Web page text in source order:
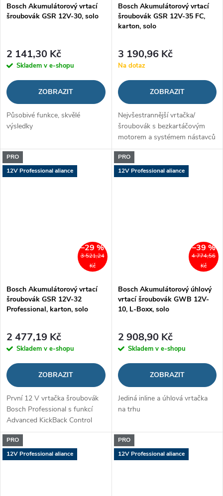
Bosch Akumulátorový vrtací
šroubovák GSR 12V-30, solo
2 141,30 Kč
Skladem v e-shopu
ZOBRAZIT
Působivé funkce, skvělé
výsledky
Bosch Akumulátorový vrtací
šroubovák GSR 12V-35 FC,
karton, solo
3 190,96 Kč
Na dotaz
ZOBRAZIT
Nejvšestrannější vrtačka/
šroubovák s bezkartáčovým
motorem a systémem nástavců
FlexiClick v kategorii 12 V
PRO
12V Professional aliance
3 521,24
Kč
–29 %
Bosch Akumulátorový vrtací
šroubovák GSR 12V-32
Professional, karton, solo
2 477,19 Kč
Skladem v e-shopu
ZOBRAZIT
První 12 V vrtačka šroubovák
Bosch Professional s funkcí
Advanced KickBack Control
PRO
12V Professional aliance
4 774,56
Kč
–39 %
Bosch Akumulátorový úhlový
vrtací šroubovák GWB 12V-
10, L-Boxx, solo
2 908,90 Kč
Skladem v e-shopu
ZOBRAZIT
Jediná inline a úhlová vrtačka
na trhu
PRO
12V Professional aliance
PRO
12V Professional aliance